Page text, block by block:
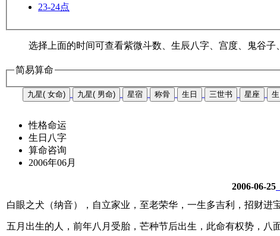
23-24点
选择上面的时间可查看紫微斗数、生辰八字、宫度、鬼谷子
简易算命
九星( 女命) 九星( 男命) 星宿 称骨 生日 三世书 星座
性格命运
生日八字
算命咨询
2006年06月
2006-06-25
白眼之犬（纳音），自立家业，至老荣华，一生多吉利，招财进
五月出生的人，前年八月受胎，芒种节后出生，此命有权势，